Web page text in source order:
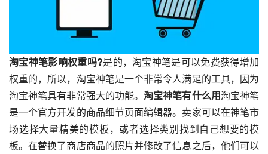
淘宝神笔影响权重吗?是的，淘宝神笔是可以免费获得增加
权重的，所以，淘宝神笔是一个非常令人满足的工具，因为
淘宝神笔具有非常强大的功能。淘宝神笔有什么用淘宝神笔
是一个官方开发的商品细节页面编辑器。卖家可以在神笔市
场选择大量精美的模板，或者选择类别找到自己想要的模
板。在替换了商店商品的照片并修改了信息之后，他们可以